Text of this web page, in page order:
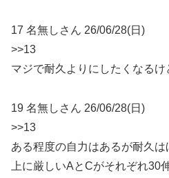
17 名無しさん 26/06/28(日)
>>13
マジで耐久よりにしたくなるけ
19 名無しさん 26/06/28(日)
>>13
ある程度の自力はあるが耐久
上に厳しいAとCがそれぞれ30